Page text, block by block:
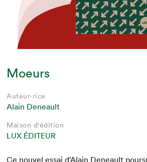
Moeurs
Auteur·rice
Alain Deneault
Maison d'édition
LUX ÉDITEUR
Ce nou­v­el essai d’Alain Deneault